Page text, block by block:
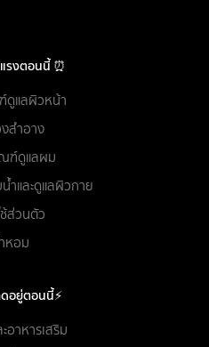
รงตอนนี้ ⏰
แลผิวหน้า
งสำอาง
ฑ์ดูแลผม
และดูแลผิวกาย
ส่วนตัว
หอม
อยู่ตอนนี้⚡
อาหารเสริม